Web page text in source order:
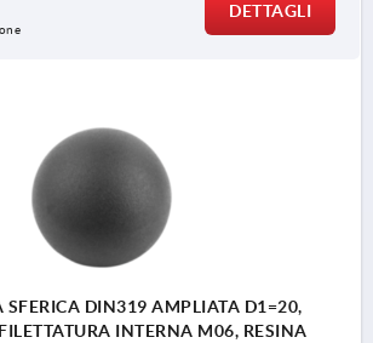
DETTAGLI
SFERICA DIN319 AMPLIATA D1=20,
INTERNA M06, RESINA